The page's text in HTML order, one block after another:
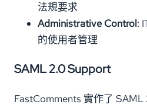
法規要求
Administrative Control:
的使用者管理
SAML 2.0 Support
FastComments 實作了